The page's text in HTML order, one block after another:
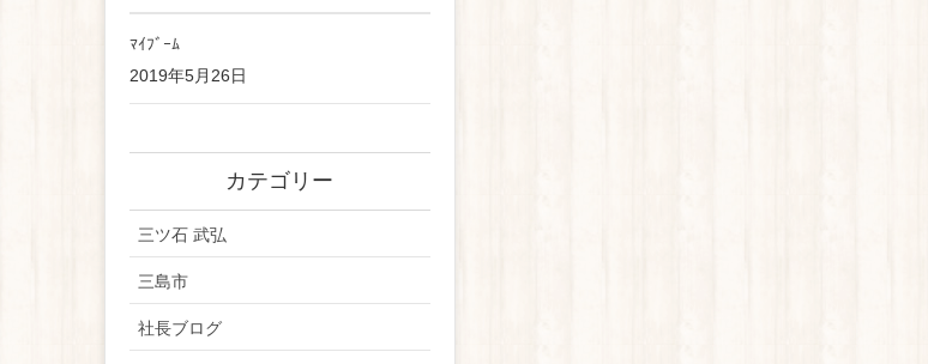
ﾏｲﾌﾞｰﾑ
2019年5月26日
カテゴリー
三ツ石 武弘
三島市
社長ブログ